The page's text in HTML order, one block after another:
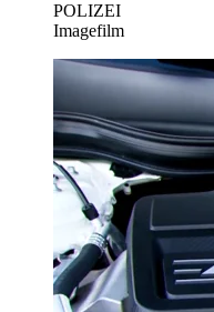
POLIZEI
Imagefilm